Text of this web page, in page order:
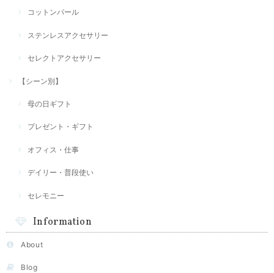
コットンパール
ステンレスアクセサリー
セレクトアクセサリー
【シーン別】
母の日ギフト
プレゼント・ギフト
オフィス・仕事
デイリー・普段使い
セレモニー
Information
About
Blog